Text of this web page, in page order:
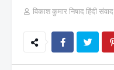
विकाश कुमार निषाद हिंदी संवाद